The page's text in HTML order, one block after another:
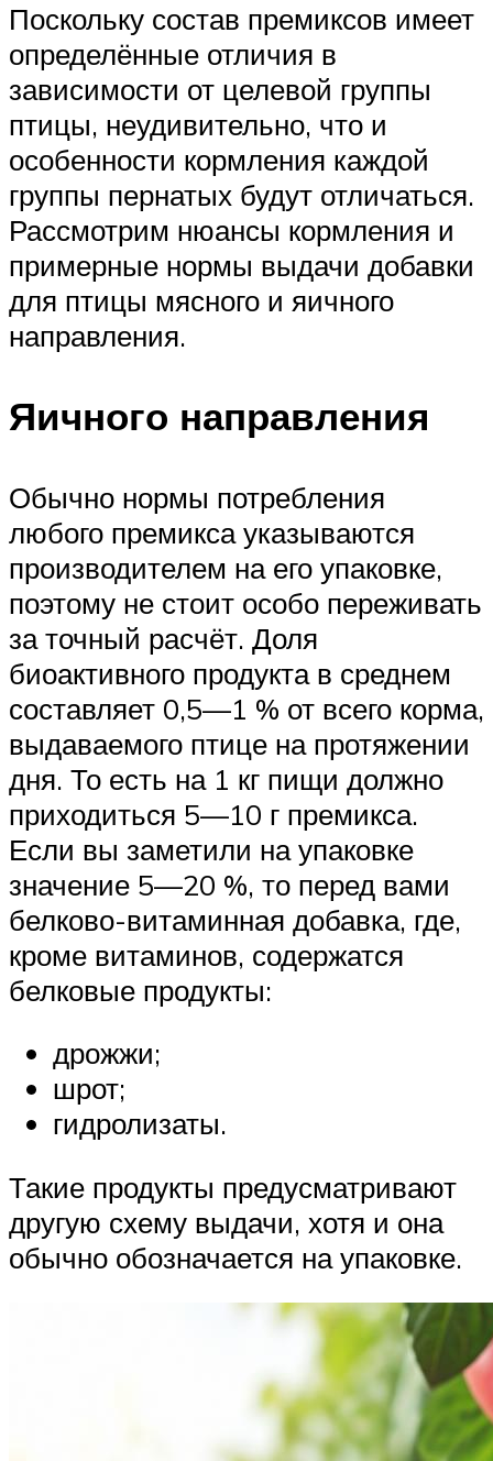
Поскольку состав премиксов имеет
определённые отличия в
зависимости от целевой группы
птицы, неудивительно, что и
особенности кормления каждой
группы пернатых будут отличаться.
Рассмотрим нюансы кормления и
примерные нормы выдачи добавки
для птицы мясного и яичного
направления.
Яичного направления
Обычно нормы потребления
любого премикса указываются
производителем на его упаковке,
поэтому не стоит особо переживать
за точный расчёт. Доля
биоактивного продукта в среднем
составляет 0,5—1 % от всего корма,
выдаваемого птице на протяжении
дня. То есть на 1 кг пищи должно
приходиться 5—10 г премикса.
Если вы заметили на упаковке
значение 5—20 %, то перед вами
белково-витаминная добавка, где,
кроме витаминов, содержатся
белковые продукты:
дрожжи;
шрот;
гидролизаты.
Такие продукты предусматривают
другую схему выдачи, хотя и она
обычно обозначается на упаковке.